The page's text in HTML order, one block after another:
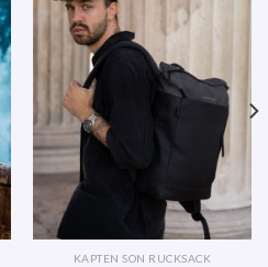
KAPTEN SON RUCKSACK